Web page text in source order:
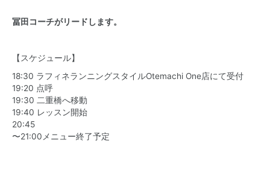
冨田コーチがリードします。
【スケジュール】
18:30 ラフィネランニングスタイルOtemachi One店にて受付
19:20 点呼
19:30 二重橋へ移動
19:40 レッスン開始
20:45
〜21:00メニュー終了予定